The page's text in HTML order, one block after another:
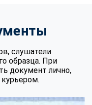
слушатели
образца. При
документ лично,